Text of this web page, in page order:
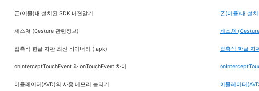
폰(이뮬)내 설치된 SDK 버젼알기 폰(이뮬)내 설
제스쳐 (Gesture 관련정보) 제스쳐
접촉식 한글 자판 최신 바이너리 (.apk) 접촉식 한글 자
onInterceptTouchEvent 와 onTouchEvent 차이
이뮬레이터(AVD)의 사용 메모리 늘리기 이뮬레이터